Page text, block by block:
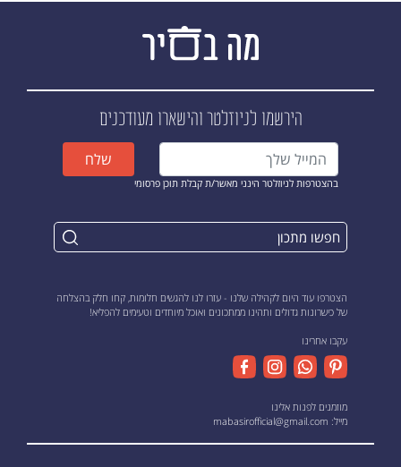
הירשמו לניוזלטרוהישארו מעודכנים
בהצטרפות לניוזלטר הינני מאשר/ת קבלת תוכן פרסומי
שלח
הצטרפו עוד היום לקהילה שלנו - עזרו לנו להגשים חלומות, קחו חלק בהצלחה
של כישרונות גדולים ותהינו ממתכונים ואוכל מיוחדים וטעימים להפליא!
עקבו אחרינו
מוזמנים לפנות אלינו
מייל: mabasirofficial@gmail.com